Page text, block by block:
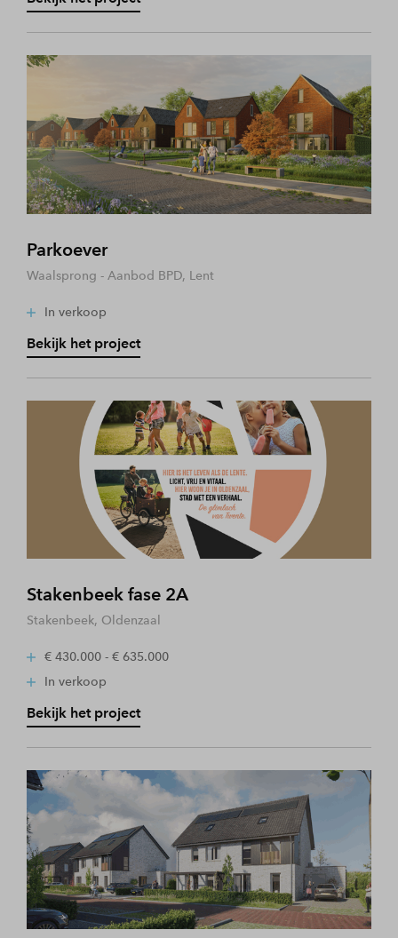
Parkoever
Waalsprong - Aanbod BPD, Lent
In verkoop
Bekijk het project
Stakenbeek fase 2A
Stakenbeek, Oldenzaal
€ 430.000 - € 635.000
In verkoop
Bekijk het project